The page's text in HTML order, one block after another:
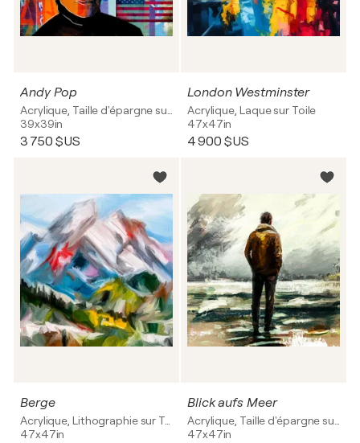
Andy Pop
39x39in
3 750 $US
London Westminster
Acrylique, Laque sur Toile
47x47in
4 900 $US
Berge
47x47in
Blick aufs Meer
47x47in